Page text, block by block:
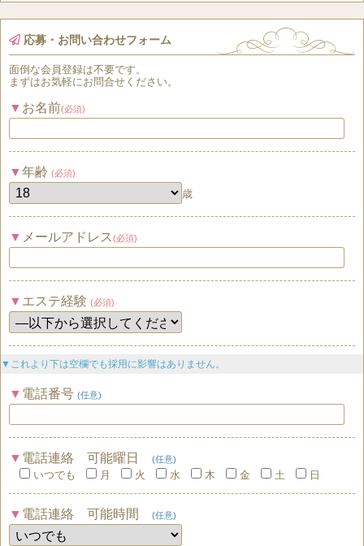
応募・お問い合わせフォーム
面倒な会員登録は不要です。
まずはお気軽にお問合せください。
お名前(必須)
年齢 (必須)
歳
メールアドレス (必須)
エステ経験 (必須)
▼これより下は空欄でも採用に影響はありません。
電話番号 (任意)
電話連絡 可能曜日 (任意)
いつでも 月 火 水 木 金 土 日
電話連絡 可能時間 (任意)